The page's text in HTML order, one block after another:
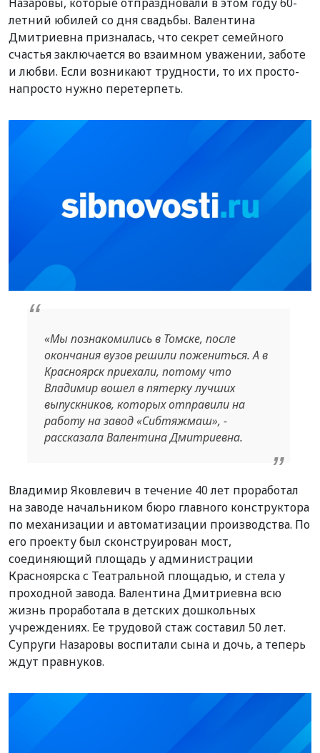
летний юбилей со дня свадьбы. Валентина
Дмитриевна призналась, что секрет семейного
счастья заключается во взаимном уважении, заботе
и любви. Если возникают трудности, то их просто-
напросто нужно перетерпеть.
«Мы познакомились в Томске, после
окончания вузов решили пожениться. А в
Красноярск приехали, потому что
Владимир вошел в пятерку лучших
выпускников, которых отправили на
работу на завод «Сибтяжмаш», -
рассказала Валентина Дмитриевна.
Владимир Яковлевич в течение 40 лет проработал
на заводе начальником бюро главного конструктора
по механизации и автоматизации производства. По
его проекту был сконструирован мост,
соединяющий площадь у администрации
Красноярска с Театральной площадью, и стела у
проходной завода. Валентина Дмитриевна всю
жизнь проработала в детских дошкольных
учреждениях. Ее трудовой стаж составил 50 лет.
Супруги Назаровы воспитали сына и дочь, а теперь
ждут правнуков.